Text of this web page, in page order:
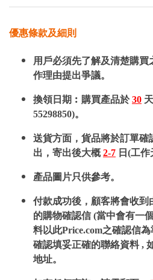
優惠條款及細則
用戶必須先了解及清楚購
作理由提出爭議。
換領日期︰購買產品於30
55298850)。
送貨方面，貨品將於訂單確
出，寄出後大概2-7 日(工作
產品圖片只供參考。
付款成功後，顧客將會收到
的購物確認信 (當中會有一
料以此Price.com之確認信
確認填妥正確的聯絡資料 ,
地址。